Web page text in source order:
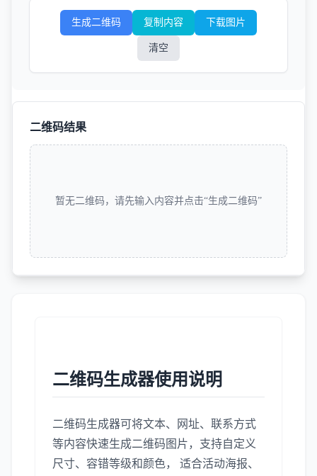
生成二维码 复制内容 下载图片
清空
二维码结果
暂无二维码，请先输入内容并点击“生成二维码”
二维码生成器使用说明
二维码生成器可将文本、网址、联系方式
等内容快速生成二维码图片，支持自定义
尺寸、容错等级和颜色， 适合活动海报、